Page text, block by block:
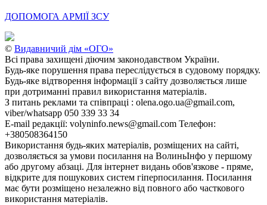
ДОПОМОГА АРМІЇ ЗСУ
© Видавничий дім «ОГО»
Всі права захищені діючим законодавством України.
Будь-яке порушення права переслідується в судовому порядку.
Будь-яке відтворення інформації з сайту дозволяється лише
при дотриманні правил використання матеріалів.
З питань реклами та співпраці : olena.ogo.ua@gmail.com,
viber/whatsapp 050 339 33 34
E-mail редакції: volyninfo.news@gmail.com Телефон:
+380508364150
Використання будь-яких матеріалів, розміщених на сайті,
дозволяється за умови посилання на ВолиньІнфо у першому
або другому абзаці. Для інтернет видань обов'язкове - пряме,
відкрите для пошукових систем гіперпосилання. Посилання
має бути розміщено незалежно від повного або часткового
використання матеріалів.